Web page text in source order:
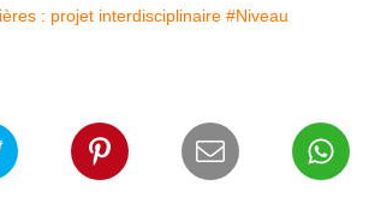
: projet interdisciplinaire #Niveau